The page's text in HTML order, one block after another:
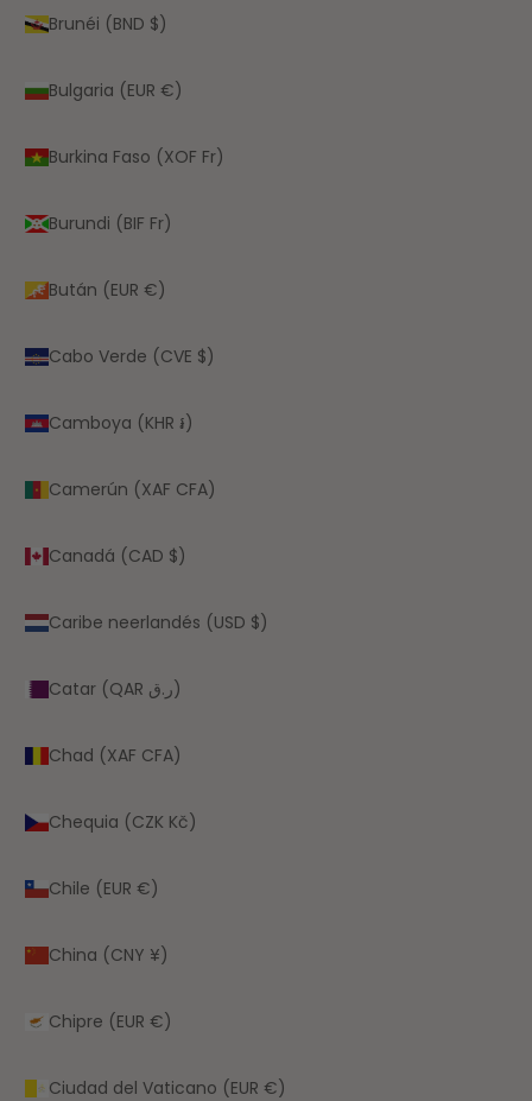
Brunéi (BND $)
Bulgaria (EUR €)
Burkina Faso (XOF Fr)
Burundi (BIF Fr)
Bután (EUR €)
Cabo Verde (CVE $)
Camboya (KHR ៛)
Camerún (XAF CFA)
Canadá (CAD $)
Caribe neerlandés (USD $)
Catar (QAR ر.ق)
Chad (XAF CFA)
Chequia (CZK Kč)
Chile (EUR €)
China (CNY ¥)
Chipre (EUR €)
Ciudad del Vaticano (EUR €)